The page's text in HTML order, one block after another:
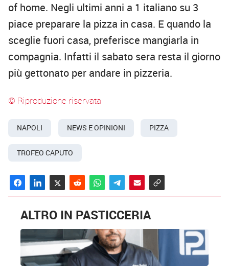
of home. Negli ultimi anni a 1 italiano su 3
piace preparare la pizza in casa. E quando la
sceglie fuori casa, preferisce mangiarla in
compagnia. Infatti il sabato sera resta il giorno
più gettonato per andare in pizzeria.
© Riproduzione riservata
NAPOLI NEWS E OPINIONI PIZZA
TROFEO CAPUTO
ALTRO IN PASTICCERIA